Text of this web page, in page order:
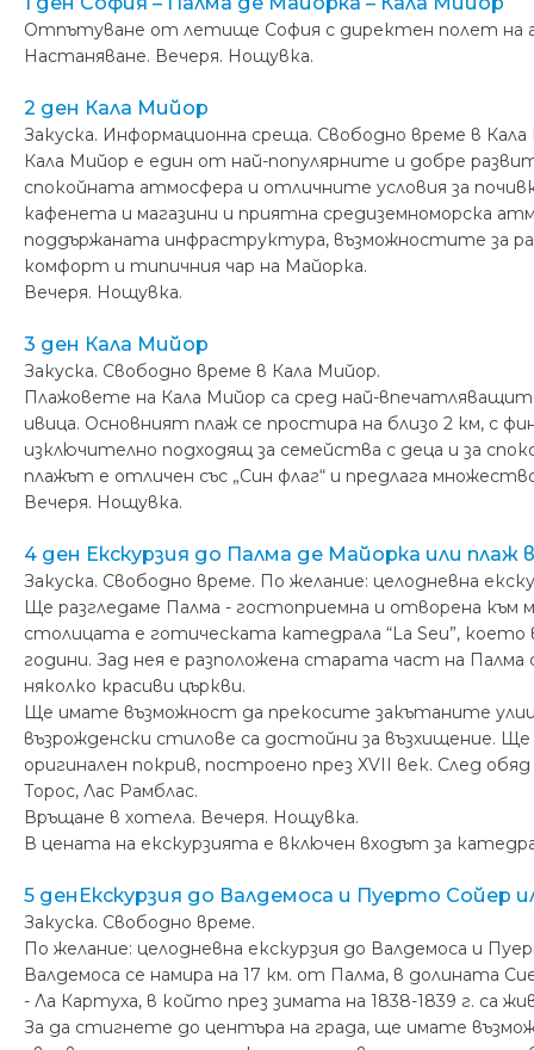
Oтпътуване от летище София с директен полет на
Настаняване. Вечеря. Нощувка.
2 ден Кала Мийор
Закуска. Информационна среща. Свободно време в
Кала Мийор е един от най-популярните и добре
спокойната атмосфера и отличните условия за
кафенета и магазини и приятна средиземноморска
поддържаната инфраструктура, възможностите за
комфорт и типичния чар на Майорка.
Вечеря. Нощувка.
3 ден Кала Мийор
Закуска. Свободно време в Кала Мийор.
Плажовете на Кала Мийор са сред най-
ивица. Основният плаж се простира на близо 2 км, с
изключително подходящ за семейства с деца и за
плажът е отличен със „Син флаг“ и предлага
Вечеря. Нощувка.
4 ден Екскурзия до Палма де Майорка или плаж
Закуска. Свободно време. По желание: целодневна
Ще разгледаме Палма - гостоприемна и отворена
столицата е готическата катедрала “La Seu”, което
години. Зад нея е разположена старата част на
няколко красиви църкви.
Ще имате възможност да прекосите закътаните
възрожденски стилове са достойни за възхищение.
оригинален покрив, построено през ХVII век. След
Торос, Лас Рамблас.
Връщане в хотела. Вечеря. Нощувка.
В цената на екскурзията е включен входът за
5 денЕкскурзия до Валдемоса и Пуерто Сойер
Закуска. Свободно време.
По желание: целодневна екскурзия до Валдемоса и
Валдемоса се намира на 17 км. от Палма, в долината
- Ла Картуха, в който през зимата на 1838-1839 г. са
За да стигнете до центъра на града, ще имате